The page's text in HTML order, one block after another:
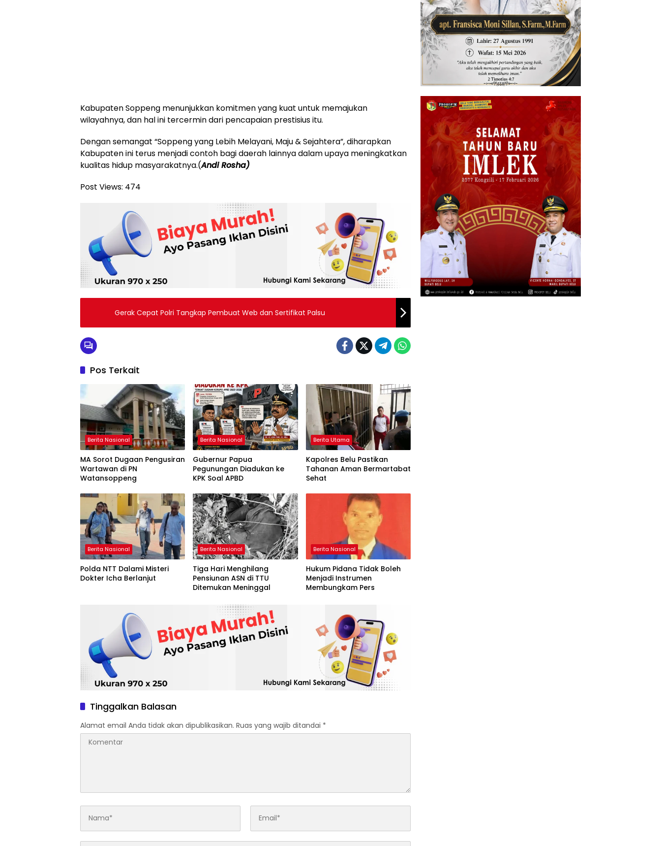
Kabupaten Soppeng menunjukkan komitmen yang kuat untuk memajukan
wilayahnya, dan hal ini tercermin dari pencapaian prestisius itu.
Dengan semangat “Soppeng yang Lebih Melayani, Maju & Sejahtera”, diharapkan
Kabupaten ini terus menjadi contoh bagi daerah lainnya dalam upaya meningkatkan
kualitas hidup masyarakatnya.(Andi Rosha)
Post Views: 474
Gerak Cepat Polri Tangkap Pembuat Web dan Sertifikat Palsu
Pos Terkait
Berita Nasional
MA Sorot Dugaan Pengusiran
Wartawan di PN
Watansoppeng
Berita Nasional
Gubernur Papua
Pegunungan Diadukan ke
KPK Soal APBD
Berita Utama
Kapolres Belu Pastikan
Tahanan Aman Bermartabat
Sehat
Berita Nasional
Polda NTT Dalami Misteri
Dokter Icha Berlanjut
Berita Nasional
Tiga Hari Menghilang
Pensiunan ASN di TTU
Ditemukan Meninggal
Berita Nasional
Hukum Pidana Tidak Boleh
Menjadi Instrumen
Membungkam Pers
Tinggalkan Balasan
Alamat email Anda tidak akan dipublikasikan. Ruas yang wajib ditandai *